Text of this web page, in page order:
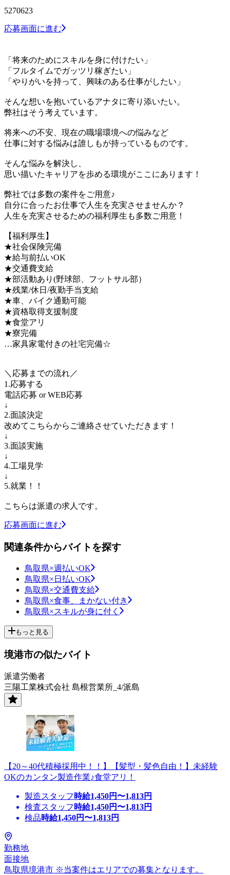
5270623
応募画面に進む
「将来のためにスキルを身に付けたい」
「フルタイムでガッツリ稼ぎたい」
「やりがいを持って、興味のある仕事がしたい」
そんな想いを抱いているアナタに寄り添いたい。
弊社はそう考えています。
将来への不安、現在の職場環境への悩みなど
仕事に対する悩みは誰しもが持っているものです。
そんな悩みを解決し、
思い描いたキャリアを歩める環境がここにあります！
弊社では多数の案件をご用意♪
自分に合ったお仕事で人生を充実させませんか？
人生を充実させるための福利厚生も多数ご用意！
【福利厚生】
★社会保険完備
★給与前払いOK
★交通費支給
★部活動あり(野球部、フットサル部）
★残業/休日/夜勤手当支給
★車、バイク通勤可能
★資格取得支援制度
★食堂アリ
★寮完備
…家具家電付きの社宅完備☆
＼応募までの流れ／
1.応募する
電話応募 or WEB応募
↓
2.面談決定
改めてこちらからご連絡させていただきます！
↓
3.面談実施
↓
4.工場見学
↓
5.就業！！
こちらは派遣の求人です。
応募画面に進む
関連条件からバイトを探す
鳥取県×週払いOK
鳥取県×日払いOK
鳥取県×交通費支給
鳥取県×食事、まかない付き
鳥取県×スキルが身に付く
もっと見る
境港市の似たバイト
派遣労働者
三陽工業株式会社 島根営業所_4/派島
【20～40代積極採用中！！】【髪型・髪色自由！】未経験
OKのカンタン製造作業♪食堂アリ！
製造スタッフ 時給1,450円〜1,813円
検査スタッフ 時給1,450円〜1,813円
検品時給1,450円〜1,813円
勤務地
面接地
鳥取県境港市 ※当案件はエリアでの募集となります。